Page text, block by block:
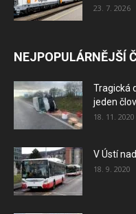
23. 7. 2026
NEJPOPULÁRNĚJŠÍ
Tragická
jeden
18. 11. 2020
V Ústí
18. 9. 2020